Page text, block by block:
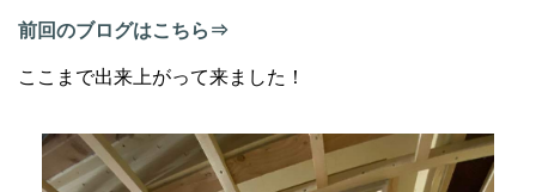
前回のブログはこちら⇒
ここまで出来上がって来ました！